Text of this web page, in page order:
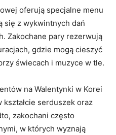
oferują ⁤specjalne ⁤menu
się z wykwintnych dań
Zakochane pary rezerwują
gdzie mogą⁣ cieszyć
świecach ​i ​muzyce w tle.
na Walentynki w Korei
kształcie serduszek ⁢oraz
zakochani ⁢często
w których ‌wyznają